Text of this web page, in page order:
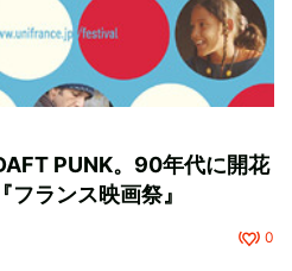
PUNK。90年代に開花
フランス映画祭』
0